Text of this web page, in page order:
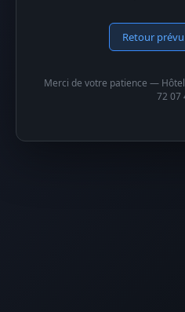
Retour
Merci de votre patience —
72 07